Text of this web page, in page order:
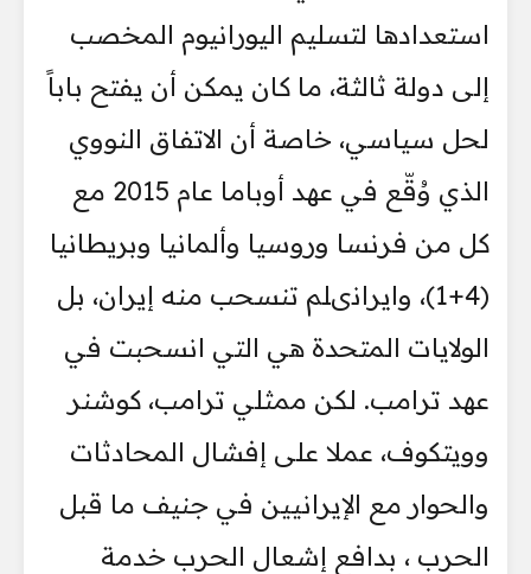
استعدادها لتسليم اليورانيوم المخصب
إلى دولة ثالثة، ما كان يمكن أن يفتح باباً
لحل سياسي، خاصة أن الاتفاق النووي
الذي وُقّع في عهد أوباما عام 2015 مع
كل من فرنسا وروسيا وألمانيا وبريطانيا
(4+1)، وايرانىلم تنسحب منه إيران، بل
الولايات المتحدة هي التي انسحبت في
عهد ترامب. لكن ممثلي ترامب، كوشنر
وويتكوف، عملا على إفشال المحادثات
والحوار مع الإيرانيين في جنيف ما قبل
الحرب ، بدافع إشعال الحرب خدمة